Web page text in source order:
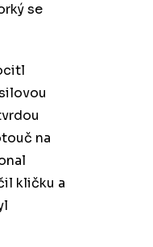
se
na
kličku a